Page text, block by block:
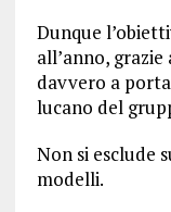
Dunque
all’anno,
davvero a
lucano del
Non si esclude
modelli.